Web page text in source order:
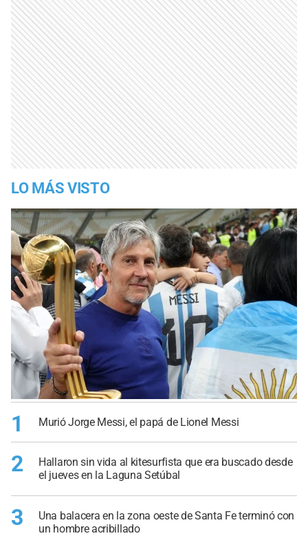
LO MÁS VISTO
1 Murió Jorge Messi, el papá de Lionel Messi
2
Hallaron sin vida al kitesurfista que era buscado desde
el jueves en la Laguna Setúbal
3
Una balacera en la zona oeste de Santa Fe terminó con
un hombre acribillado